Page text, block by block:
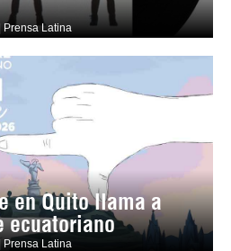
Prensa Latina
en Quito llama a
ecuatoriano
Prensa Latina